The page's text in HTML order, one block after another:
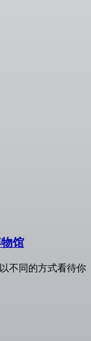
馆
不同的方式看待你